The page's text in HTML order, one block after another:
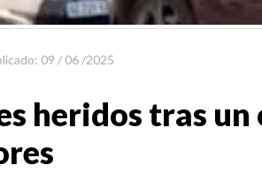
09 / 06 /2025
heridos tras